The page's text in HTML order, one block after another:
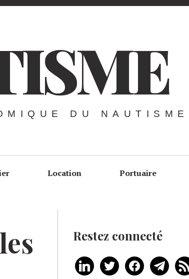
DU NAUTISME
Location Portuaire
Restez connecté